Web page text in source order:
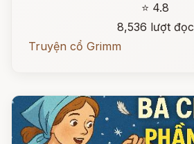
⭐ 4.8
8,536 lượt đọc
Truyện cổ Grimm